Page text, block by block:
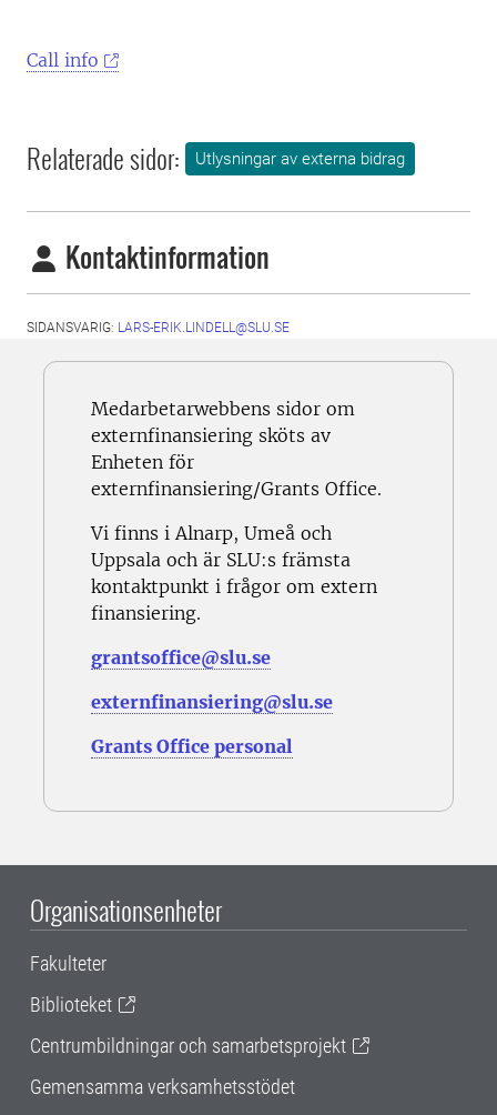
Call info
Relaterade sidor: Utlysningar av externa bidrag
Kontaktinformation
SIDANSVARIG: LARS-ERIK.LINDELL@SLU.SE
Medarbetarwebbens sidor om
externfinansiering sköts av
Enheten för
externfinansiering/Grants Office.
Vi finns i Alnarp, Umeå och
Uppsala och är SLU:s främsta
kontaktpunkt i frågor om extern
finansiering.
grantsoffice@slu.se
externfinansiering@slu.se
Grants Office personal
Organisationsenheter
Fakulteter
Biblioteket
Centrumbildningar och samarbetsprojekt
Gemensamma verksamhetsstödet